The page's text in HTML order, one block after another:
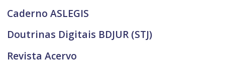
Caderno ASLEGIS
Doutrinas Digitais BDJUR (STJ)
Revista Acervo